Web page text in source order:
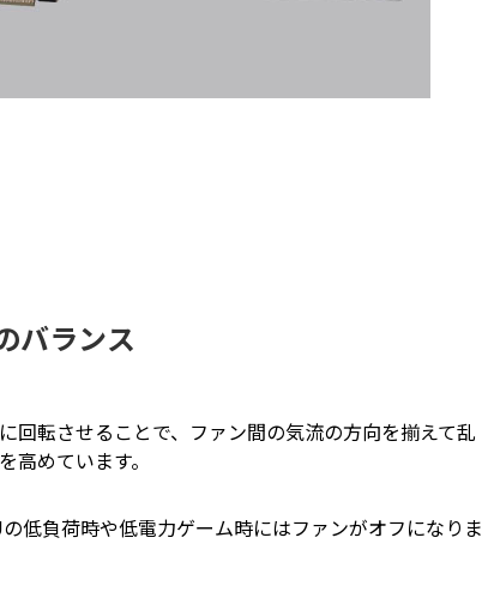
バランス
回転させることで、ファン間の気流の方向を揃えて乱
高めています。
低負荷時や低電力ゲーム時にはファンがオフになりま